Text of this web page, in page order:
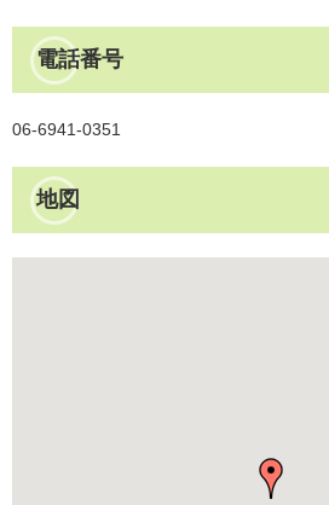
電話番号
06-6941-0351
地図